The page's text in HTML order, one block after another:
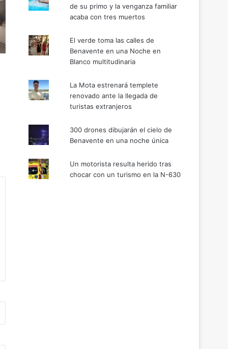
de su primo y la venganza familiar
acaba con tres muertos
El verde toma las calles de
Benavente en una Noche en
Blanco multitudinaria
La Mota estrenará templete
renovado ante la llegada de
turistas extranjeros
300 drones dibujarán el cielo de
Benavente en una noche única
Un motorista resulta herido tras
chocar con un turismo en la N-630